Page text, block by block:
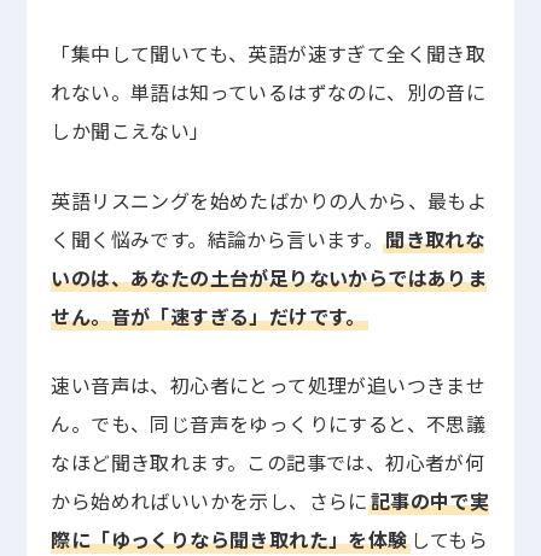
「集中して聞いても、英語が速すぎて全く聞き取
れない。単語は知っているはずなのに、別の音に
しか聞こえない」
英語リスニングを始めたばかりの人から、最もよ
く聞く悩みです。結論から言います。聞き取れな
いのは、あなたの土台が足りないからではありま
せん。音が「速すぎる」だけです。
速い音声は、初心者にとって処理が追いつきませ
ん。でも、同じ音声をゆっくりにすると、不思議
なほど聞き取れます。この記事では、初心者が何
から始めればいいかを示し、さらに記事の中で実
際に「ゆっくりなら聞き取れた」を体験してもら